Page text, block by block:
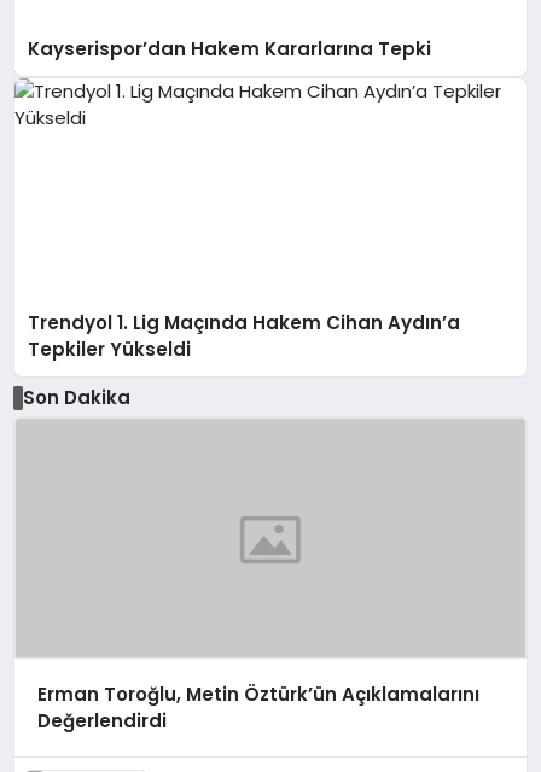
Kayserispor’dan Hakem Kararlarına Tepki
Trendyol 1. Lig Maçında Hakem Cihan Aydın’a
Tepkiler Yükseldi
Son Dakika
Erman Toroğlu, Metin Öztürk’ün Açıklamalarını
Değerlendirdi